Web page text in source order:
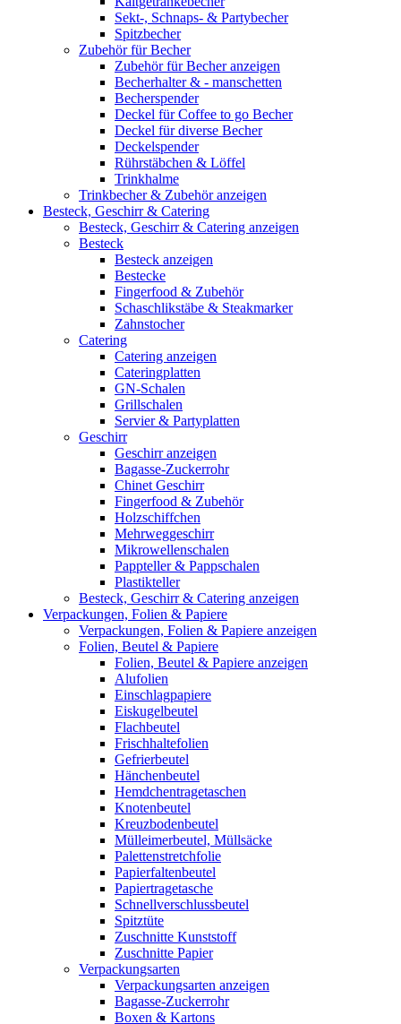
Sekt-, Schnaps- & Partybecher
Spitzbecher
Zubehör für Becher
Zubehör für Becher anzeigen
Becherhalter & - manschetten
Becherspender
Deckel für Coffee to go Becher
Deckel für diverse Becher
Deckelspender
Rührstäbchen & Löffel
Trinkhalme
Trinkbecher & Zubehör anzeigen
Besteck, Geschirr & Catering
Besteck, Geschirr & Catering anzeigen
Besteck
Besteck anzeigen
Bestecke
Fingerfood & Zubehör
Schaschlikstäbe & Steakmarker
Zahnstocher
Catering
Catering anzeigen
Cateringplatten
GN-Schalen
Grillschalen
Servier & Partyplatten
Geschirr
Geschirr anzeigen
Bagasse-Zuckerrohr
Chinet Geschirr
Fingerfood & Zubehör
Holzschiffchen
Mehrweggeschirr
Mikrowellenschalen
Pappteller & Pappschalen
Plastikteller
Besteck, Geschirr & Catering anzeigen
Verpackungen, Folien & Papiere
Verpackungen, Folien & Papiere anzeigen
Folien, Beutel & Papiere
Folien, Beutel & Papiere anzeigen
Alufolien
Einschlagpapiere
Eiskugelbeutel
Flachbeutel
Frischhaltefolien
Gefrierbeutel
Hänchenbeutel
Hemdchentragetaschen
Knotenbeutel
Kreuzbodenbeutel
Mülleimerbeutel, Müllsäcke
Palettenstretchfolie
Papierfaltenbeutel
Papiertragetasche
Schnellverschlussbeutel
Spitztüte
Zuschnitte Kunststoff
Zuschnitte Papier
Verpackungsarten
Verpackungsarten anzeigen
Bagasse-Zuckerrohr
Boxen & Kartons